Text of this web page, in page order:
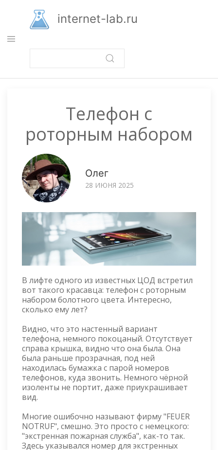
основному
содержанию
internet-lab.ru
Телефон с
роторным набором
Олег
28 ИЮНЯ 2025
В лифте одного из известных ЦОД встретил
вот такого красавца: телефон с роторным
набором болотного цвета. Интересно,
сколько ему лет?
Видно, что это настенный вариант
телефона, немного покоцаный. Отсутствует
справа крышка, видно что она была. Она
была раньше прозрачная, под ней
находилась бумажка с парой номеров
телефонов, куда звонить. Немного чёрной
изоленты не портит, даже приукрашивает
вид.
Многие ошибочно называют фирму "FEUER
NOTRUF", смешно. Это просто с немецкого:
"экстренная пожарная служба", как-то так.
Здесь указывался номер для экстренных